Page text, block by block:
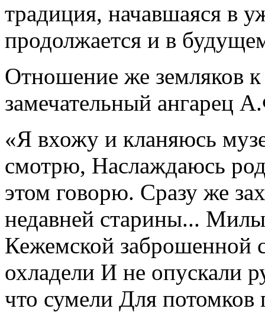
традиция, начавшаяся в
продолжается и в
Отношение же земляков
замечательный ангарец
«Я вхожу и кланяюсь
смотрю, Наслаждаюсь
этом говорю. Сразу же
недавней старины...
Кежемской заброшенной
охладели И не опускали
что сумели Для потомков